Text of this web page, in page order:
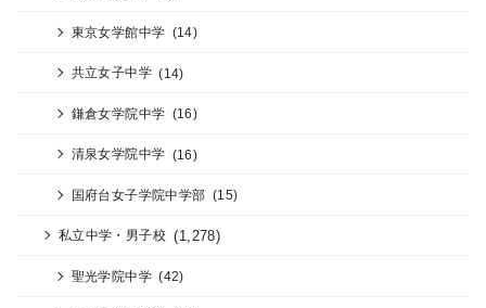
東京女学館中学 (14)
共立女子中学 (14)
鎌倉女学院中学 (16)
清泉女学院中学 (16)
国府台女子学院中学部 (15)
私立中学・男子校 (1,278)
聖光学院中学 (42)